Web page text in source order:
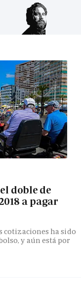
doble de
a pagar
cotizaciones ha sido
y aún está por